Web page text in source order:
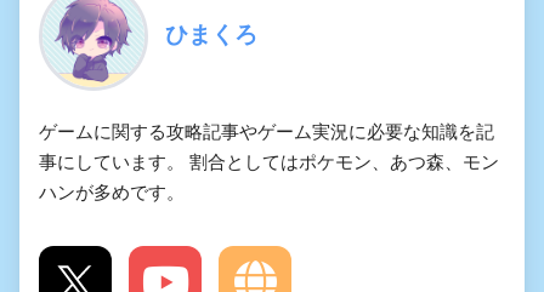
ひまくろ
ゲームに関する攻略記事やゲーム実況に必要な知識を記
事にしています。 割合としてはポケモン、あつ森、モン
ハンが多めです。